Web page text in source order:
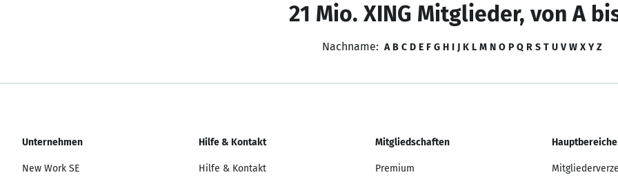
21 Mio. XING Mitglieder, von A
Nachname: A B C D E F G H I J K L M N O P Q R S T U V W X Y Z
Unternehmen
New Work SE
Hilfe & Kontakt
Hilfe & Kontakt
Mitgliedschaften
Premium
Hauptbereiche